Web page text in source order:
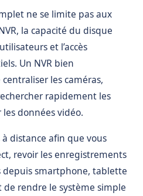
ne se limite pas aux
la capacité du disque
et l’accès
Un NVR bien
les caméras,
rapidement les
données vidéo.
à distance afin que vous
revoir les enregistrements
smartphone, tablette
rendre le système simple